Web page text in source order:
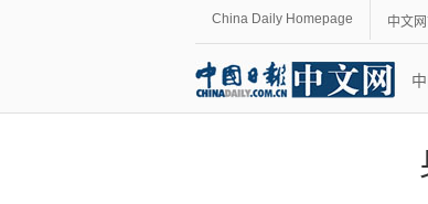
China Daily Homepage 中文